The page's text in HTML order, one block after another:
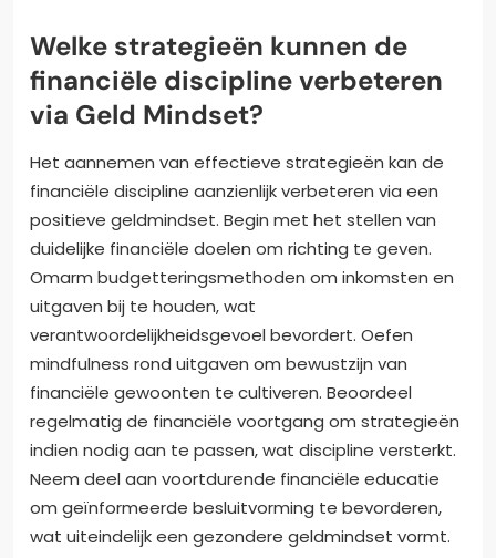
Welke strategieën kunnen de
financiële discipline verbeteren
via Geld Mindset?
Het aannemen van effectieve strategieën kan de
financiële discipline aanzienlijk verbeteren via een
positieve geldmindset. Begin met het stellen van
duidelijke financiële doelen om richting te geven.
Omarm budgetteringsmethoden om inkomsten en
uitgaven bij te houden, wat
verantwoordelijkheidsgevoel bevordert. Oefen
mindfulness rond uitgaven om bewustzijn van
financiële gewoonten te cultiveren. Beoordeel
regelmatig de financiële voortgang om strategieën
indien nodig aan te passen, wat discipline versterkt.
Neem deel aan voortdurende financiële educatie
om geïnformeerde besluitvorming te bevorderen,
wat uiteindelijk een gezondere geldmindset vormt.